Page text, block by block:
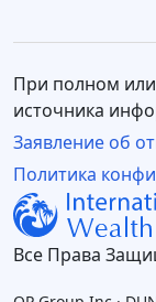
Все Права
Политика
При полном
источника
Заявление об